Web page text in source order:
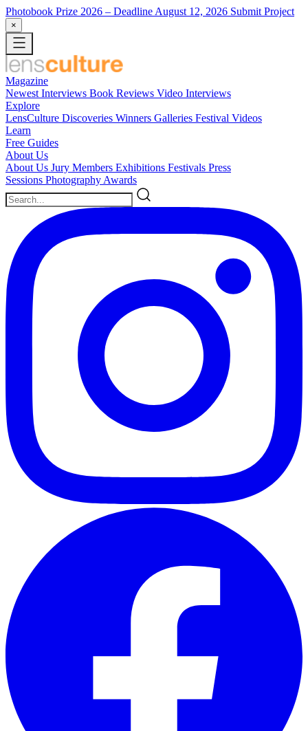
Photobook Prize 2026 – Deadline August 12, 2026 Submit Project
×
Magazine
Newest Interviews Book Reviews Video Interviews
Explore
LensCulture Discoveries Winners Galleries Festival Videos
Learn
Free Guides
About Us
About Us Jury Members Exhibitions Festivals Press
Sessions Photography Awards